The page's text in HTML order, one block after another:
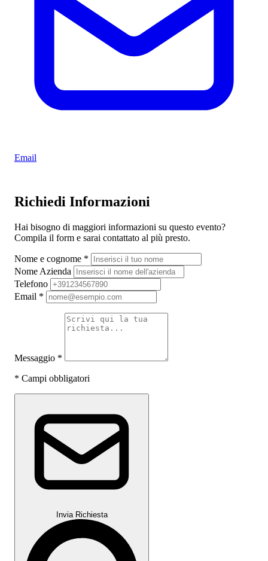
Email
Richiedi Informazioni
Hai bisogno di maggiori informazioni su questo evento?
Compila il form e sarai contattato al più presto.
Nome e cognome *
Nome Azienda
Telefono
Email *
Messaggio *
* Campi obbligatori
Invia Richiesta